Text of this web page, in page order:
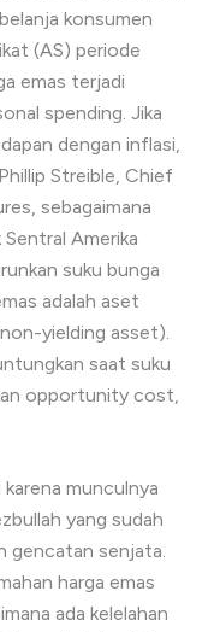
konsumen
(AS) periode
emas terjadi
spending. Jika
dengan inflasi,
Streible, Chief
sebagaimana
Amerika
suku bunga
adalah aset
yielding asset).
saat suku
opportunity cost,
munculnya
yang sudah
gencatan senjata.
harga emas
ada kelelahan